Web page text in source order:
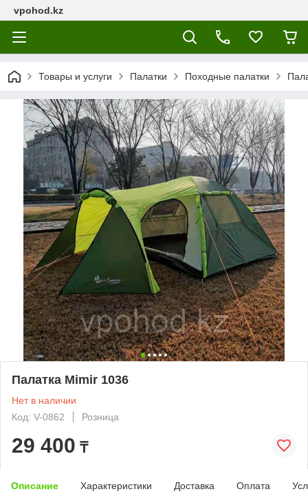
vpohod.kz
Товары и услуги Палатки Походные палатки
Палатка Mimir 1036
Нет в наличии
Код: V-0862
Розница
29 400 ₸
Описание Характеристики Доставка Оплата